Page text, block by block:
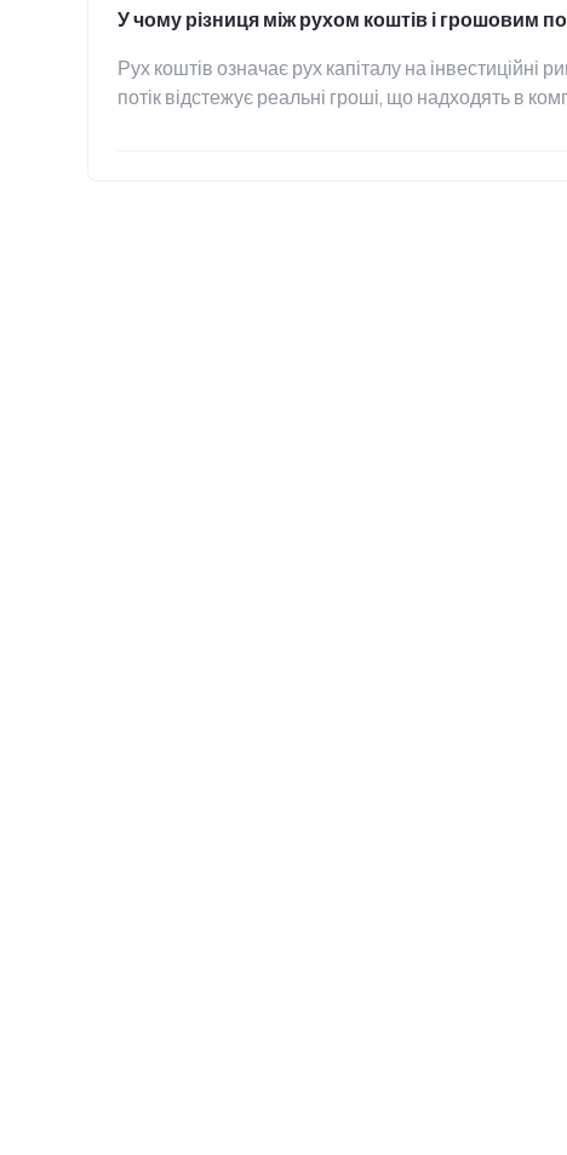
У чому різниця між рухом коштів і грошовим
Рух коштів означає рух капіталу на інвестиційні
потік відстежує реальні гроші, що надходять в